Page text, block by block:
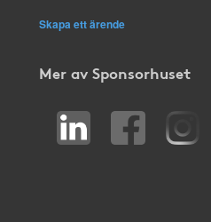
Skapa ett ärende
Mer av Sponsorhuset